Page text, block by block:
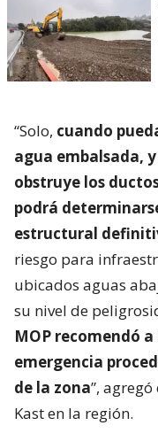
“Solo, cuando
agua embalsada,
obstruye los
podrá
estructural
riesgo para
ubicados aguas
su nivel de
MOP recomendó
emergencia
de la zona”,
Kast en la región.